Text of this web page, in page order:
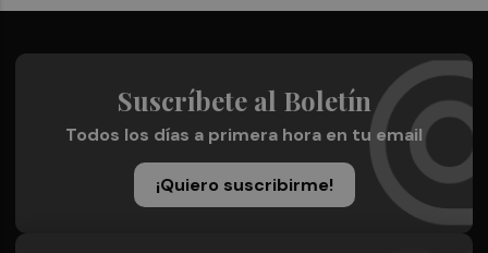
Suscríbete al Boletín
Todos los días a primera hora en tu email
¡Quiero suscribirme!